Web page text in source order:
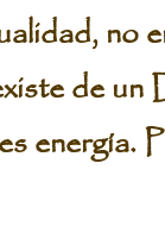
no
de un
energía.